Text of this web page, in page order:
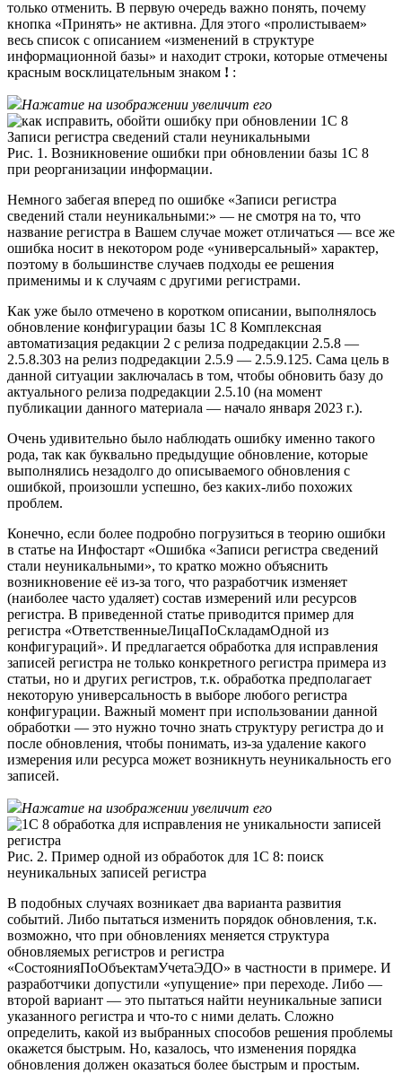
только отменить. В первую очередь важно понять, почему
кнопка «Принять» не активна. Для этого «пролистываем»
весь список с описанием «изменений в структуре
информационной базы» и находит строки, которые отмечены
красным восклицательным знаком ! :
Нажатие на изображении увеличит его
Рис. 1. Возникновение ошибки при обновлении базы 1С 8
при реорганизации информации.
Немного забегая вперед по ошибке «Записи регистра
сведений стали неуникальными:» — не смотря на то, что
название регистра в Вашем случае может отличаться — все же
ошибка носит в некотором роде «универсальный» характер,
поэтому в большинстве случаев подходы ее решения
применимы и к случаям с другими регистрами.
Как уже было отмечено в коротком описании, выполнялось
обновление конфигурации базы 1С 8 Комплексная
автоматизация редакции 2 с релиза подредакции 2.5.8 —
2.5.8.303 на релиз подредакции 2.5.9 — 2.5.9.125. Сама цель в
данной ситуации заключалась в том, чтобы обновить базу до
актуального релиза подредакции 2.5.10 (на момент
публикации данного материала — начало января 2023 г.).
Очень удивительно было наблюдать ошибку именно такого
рода, так как буквально предыдущие обновление, которые
выполнялись незадолго до описываемого обновления с
ошибкой, произошли успешно, без каких-либо похожих
проблем.
Конечно, если более подробно погрузиться в теорию ошибки
в статье на Инфостарт «Ошибка «Записи регистра сведений
стали неуникальными», то кратко можно объяснить
возникновение её из-за того, что разработчик изменяет
(наиболее часто удаляет) состав измерений или ресурсов
регистра. В приведенной статье приводится пример для
регистра «ОтветственныеЛицаПоСкладамОдной из
конфигураций». И предлагается обработка для исправления
записей регистра не только конкретного регистра примера из
статьи, но и других регистров, т.к. обработка предполагает
некоторую универсальность в выборе любого регистра
конфигурации. Важный момент при использовании данной
обработки — это нужно точно знать структуру регистра до и
после обновления, чтобы понимать, из-за удаление какого
измерения или ресурса может возникнуть неуникальность его
записей.
Нажатие на изображении увеличит его
Рис. 2. Пример одной из обработок для 1С 8: поиск
неуникальных записей регистра
В подобных случаях возникает два варианта развития
событий. Либо пытаться изменить порядок обновления, т.к.
возможно, что при обновлениях меняется структура
обновляемых регистров и регистра
«СостоянияПоОбъектамУчетаЭДО» в частности в примере. И
разработчики допустили «упущение» при переходе. Либо —
второй вариант — это пытаться найти неуникальные записи
указанного регистра и что-то с ними делать. Сложно
определить, какой из выбранных способов решения проблемы
окажется быстрым. Но, казалось, что изменения порядка
обновления должен оказаться более быстрым и простым.